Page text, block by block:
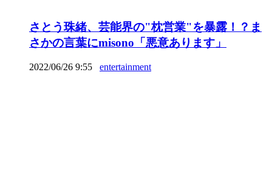
さとう珠緒、芸能界の"枕営業"を暴露！？ま
さかの言葉にmisono「悪意あります」
2022/06/26 9:55 entertainment